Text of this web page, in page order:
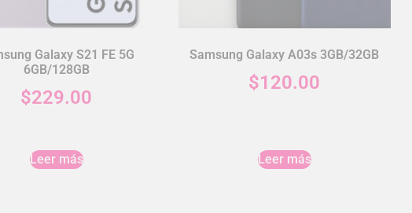
Galaxy S21 FE 5G
6GB/128GB
$229.00
Leer más
Samsung Galaxy A03s 3GB/32GB
$120.00
Leer más